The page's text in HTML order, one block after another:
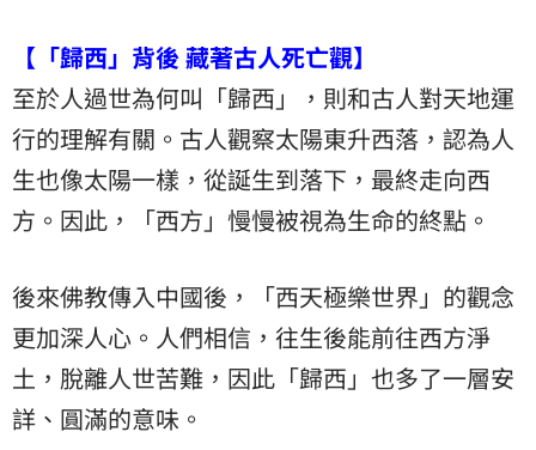
【「歸西」背後 藏著古人死亡觀】
至於人過世為何叫「歸西」，則和古人對天地運
行的理解有關。古人觀察太陽東升西落，認為人
生也像太陽一樣，從誕生到落下，最終走向西
方。因此，「西方」慢慢被視為生命的終點。
後來佛教傳入中國後，「西天極樂世界」的觀念
更加深人心。人們相信，往生後能前往西方淨
土，脫離人世苦難，因此「歸西」也多了一層安
詳、圓滿的意味。